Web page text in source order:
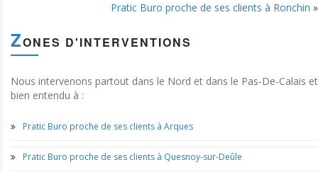
Pratic Buro proche de ses clients à Ronchin »
ZONES D'INTERVENTIONS
Nous intervenons partout dans le Nord et dans le Pas-De-Calais et
bien entendu à :
Pratic Buro proche de ses clients à Arques
Pratic Buro proche de ses clients à Quesnoy-sur-Deûle